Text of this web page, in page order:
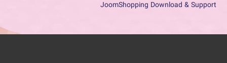
JoomShopping Download & Support